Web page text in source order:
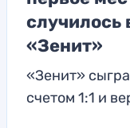
случилось
«Зенит»
«Зенит»
счетом 1:1 и